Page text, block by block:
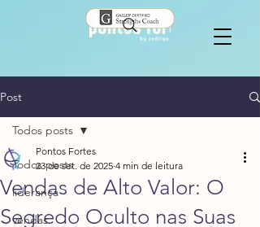
Post
Todos posts
liderança
vendas
Todos posts
Vendas de Alto Valor: O
Segredo Oculto nas Suas
Pontos Fortes
23 de set. de 2025 4 min de leitura